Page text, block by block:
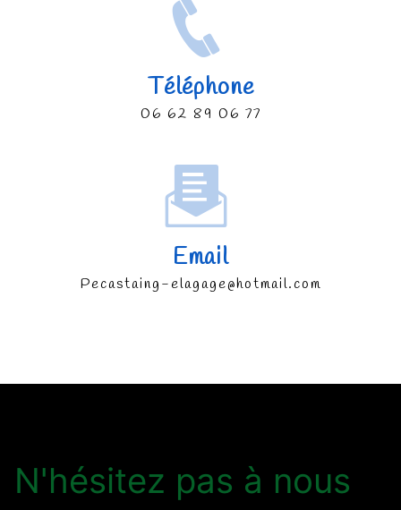
Téléphone
06 62 89 06 77
Email
pecastaing-elagage@hotmail.com
N'hésitez pas à nous